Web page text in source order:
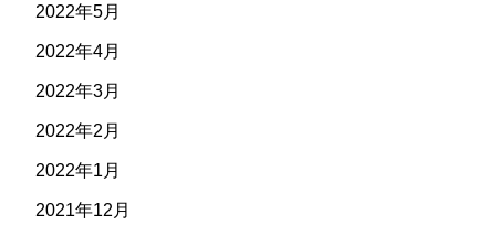
2022年5月
2022年4月
2022年3月
2022年2月
2022年1月
2021年12月